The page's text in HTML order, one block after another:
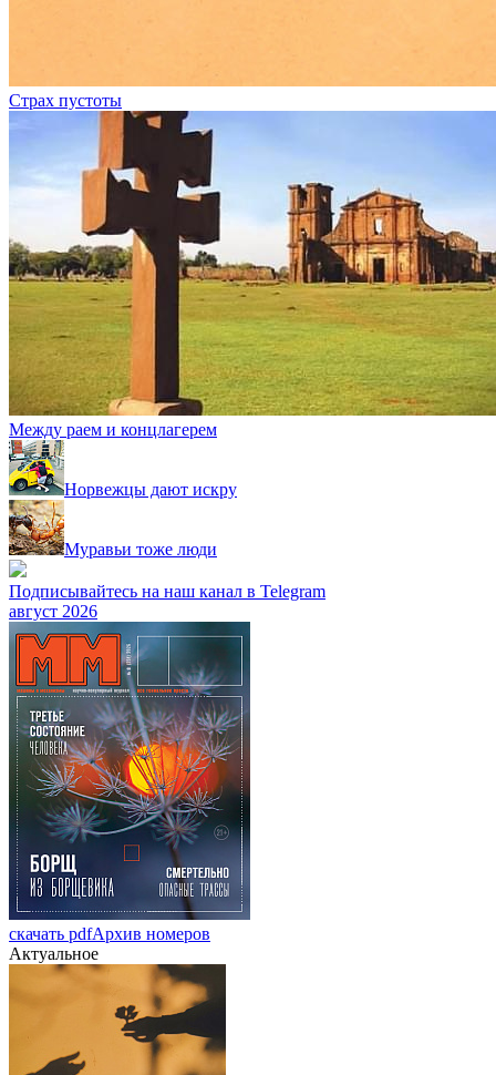
Страх пустоты
Между раем и концлагерем
Норвежцы дают искру
Муравьи тоже люди
Подписывайтесь на наш канал в Telegram
август 2026
скачать pdfАрхив номеров
Актуальное